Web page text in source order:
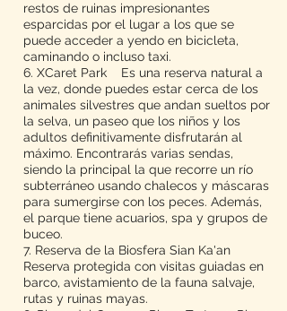
restos de ruinas impresionantes
esparcidas por el lugar a los que se
puede acceder a yendo en bicicleta,
caminando o incluso taxi.
6. XCaret Park Es una reserva natural a
la vez, donde puedes estar cerca de los
animales silvestres que andan sueltos por
la selva, un paseo que los niños y los
adultos definitivamente disfrutarán al
máximo. Encontrarás varias sendas,
siendo la principal la que recorre un río
subterráneo usando chalecos y máscaras
para sumergirse con los peces. Además,
el parque tiene acuarios, spa y grupos de
buceo.
7. Reserva de la Biosfera Sian Ka'an
Reserva protegida con visitas guiadas en
barco, avistamiento de la fauna salvaje,
rutas y ruinas mayas.